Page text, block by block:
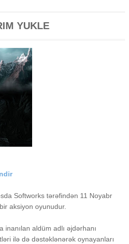
YUKLE
Softworks tərəfindən 11 Noyabr
aksiyon oyunudur.
aldüm adlı əjdərhanı
ilə də dəstəklənərək oynayanları